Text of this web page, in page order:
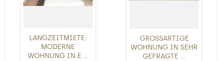
LANGZEITMIETE:
MODERNE
WOHNUNG IN E ...
GROSSARTIGE W
OHNUNG IN SEHR G
EFRAGTE ...